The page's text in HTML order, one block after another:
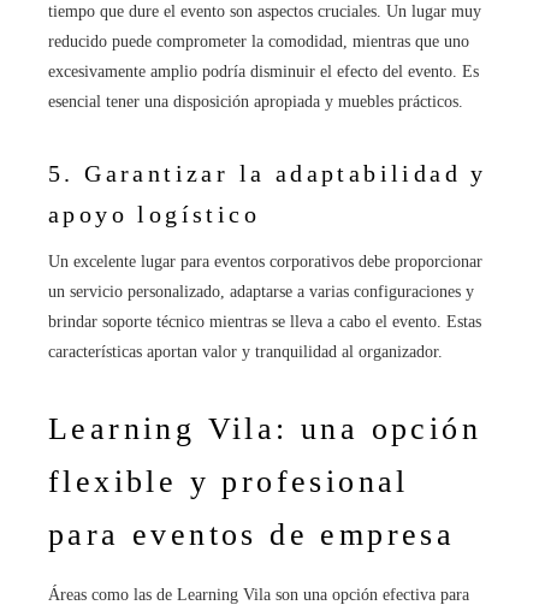
tiempo que dure el evento son aspectos cruciales. Un lugar muy
reducido puede comprometer la comodidad, mientras que uno
excesivamente amplio podría disminuir el efecto del evento. Es
esencial tener una disposición apropiada y muebles prácticos.
5. Garantizar la adaptabilidad y
apoyo logístico
Un excelente lugar para eventos corporativos debe proporcionar
un servicio personalizado, adaptarse a varias configuraciones y
brindar soporte técnico mientras se lleva a cabo el evento. Estas
características aportan valor y tranquilidad al organizador.
Learning Vila: una opción
flexible y profesional
para eventos de empresa
Áreas como las de Learning Vila son una opción efectiva para